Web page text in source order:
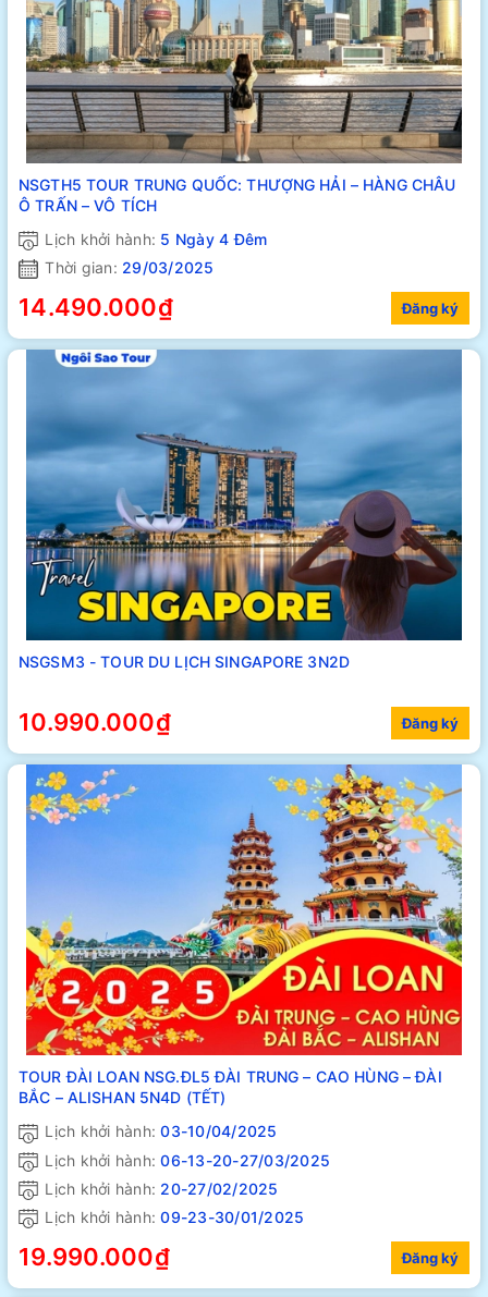
NSGTH5 TOUR TRUNG QUỐC: THƯỢNG HẢI – HÀNG CHÂU
Ô TRẤN – VÔ TÍCH
Lịch khởi hành: 5 Ngày 4 Đêm
Thời gian: 29/03/2025
14.490.000₫ Đăng ký
NSGSM3 - TOUR DU LỊCH SINGAPORE 3N2D
10.990.000₫ Đăng ký
TOUR ĐÀI LOAN NSG.ĐL5 ĐÀI TRUNG – CAO HÙNG – ĐÀI
BẮC – ALISHAN 5N4D (TẾT)
Lịch khởi hành:03-10/04/2025
Lịch khởi hành:06-13-20-27/03/2025
Lịch khởi hành: 20-27/02/2025
Lịch khởi hành:09-23-30/01/2025
19.990.000₫ Đăng ký